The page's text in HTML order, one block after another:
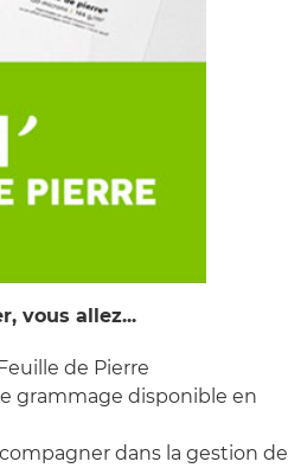
vous allez...
de Pierre
grammage disponible en
dans la gestion de